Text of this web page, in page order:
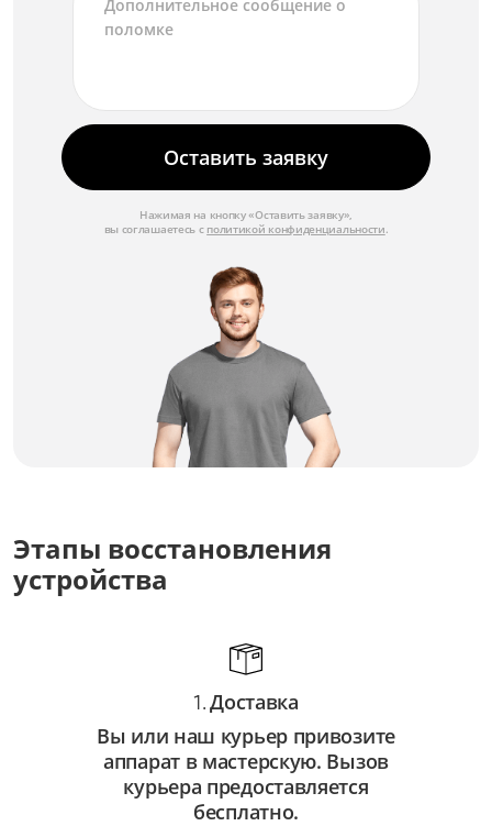
от 7 000 ₽
от 10 000 ₽
Замена корпуса
от 6 000 ₽
Замена клавиатуры
от 3 000 ₽
Замена жесткого диска
Замена видеокарты
Восстановление системы
от 2 500 ₽
Оставить заявку
Нажимая на кнопку «Оставить заявку»,
вы соглашаетесь с политикой конфиденциальности.
Этапы восстановления
устройства
1.Доставка
Вы или наш курьер привозите
аппарат в мастерскую. Вызов
курьера предоставляется
бесплатно.